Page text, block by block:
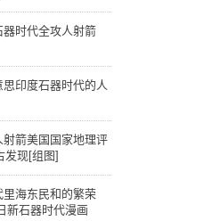
器时代全攻人射箭
印度石器时代的人
箭美国国家地理评
发现[组图]
海东民和的繁荣
新石器时代漫画